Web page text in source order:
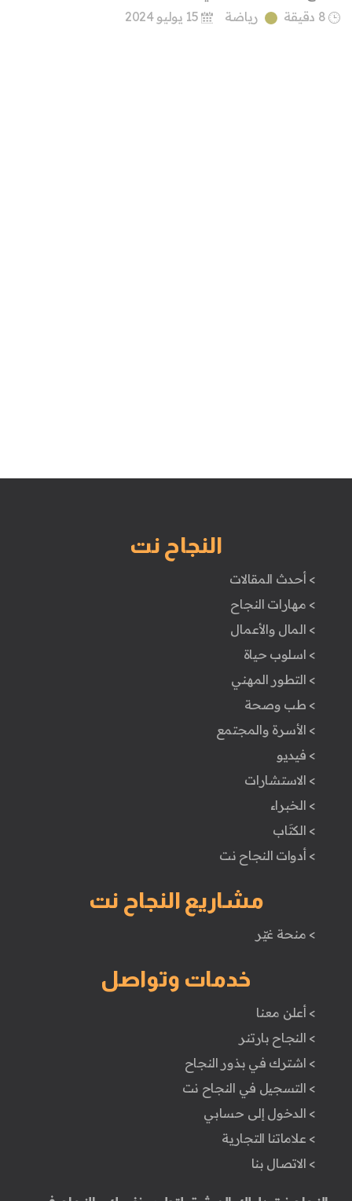
8 دقيقة
رياضة 15 يوليو 2024
النجاح نت
> أحدث المقالات
> مهارات النجاح
> المال والأعمال
> اسلوب حياة
> التطور المهني
> طب وصحة
> الأسرة والمجتمع
> فيديو
> الاستشارات
> الخبراء
> الكتَاب
> أدوات النجاح نت
مشاريع النجاح نت
> منحة غيّر
خدمات وتواصل
> أعلن معنا
> النجاح بارتنر
> اشترك في بذور النجاح
> التسجيل في النجاح نت
> الدخول إلى حسابي
> علاماتنا التجارية
> الاتصال بنا